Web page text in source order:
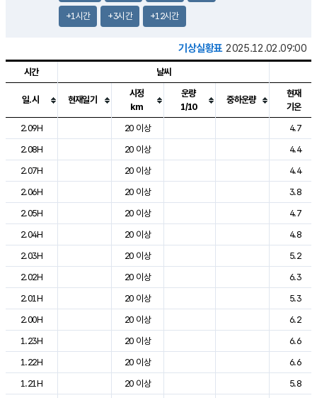
+1시간 +3시간 +12시간
기상실황표 2025.12.02.09:00
도시별 기상실황표로 지점, 날씨, 기온, 강수, 바람, 기압등을 안내한 표입
시간 날씨
일.시 현재일기
시정
km
운량
1/10
중하운량
현재
기온
2.09H
20 이상
4.7
2.08H
20 이상
4.4
2.07H
20 이상
4.4
2.06H
20 이상
3.8
2.05H
20 이상
4.7
2.04H
20 이상
4.8
2.03H
20 이상
5.2
2.02H
20 이상
6.3
2.01H
20 이상
5.3
2.00H
20 이상
6.2
1.23H
20 이상
6.6
1.22H
20 이상
6.6
1.21H
20 이상
5.8